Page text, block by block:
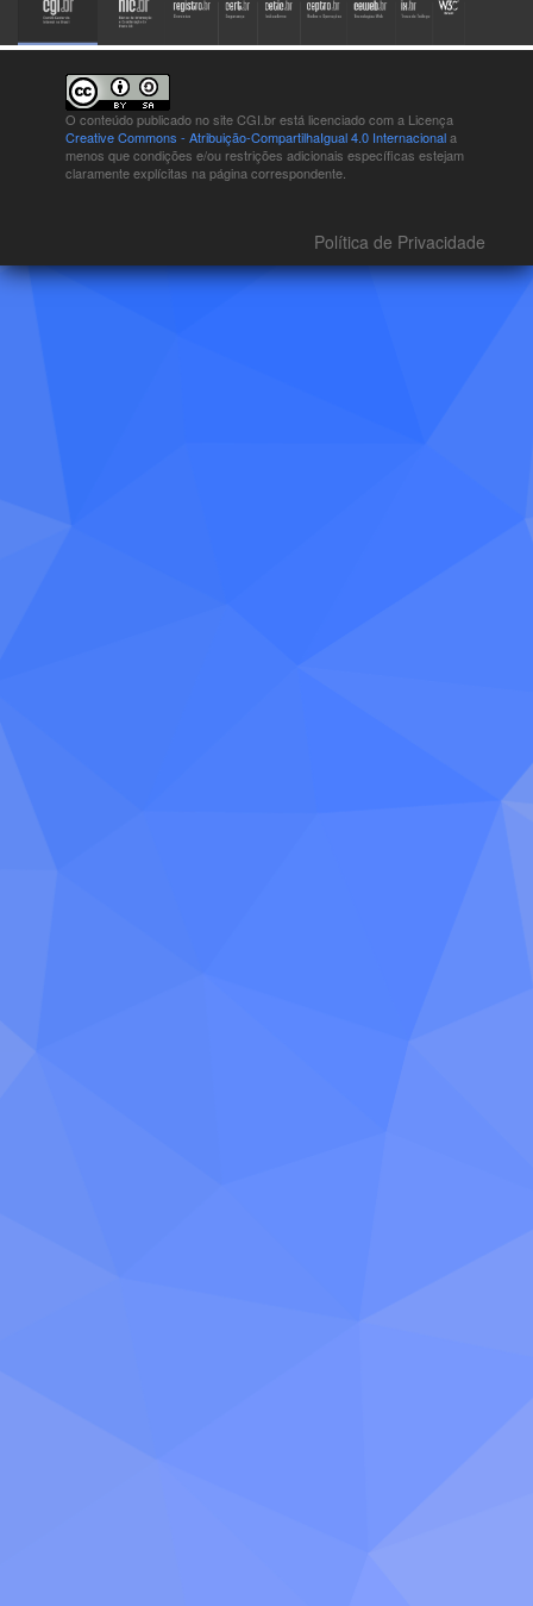
O conteúdo publicado no site CGI.br está licenciado com a Licença
Creative Commons - Atribuição-CompartilhaIgual 4.0 Internacionala
menos que condições e/ou restrições adicionais específicas estejam
claramente explícitas na página correspondente.
Política de Privacidade